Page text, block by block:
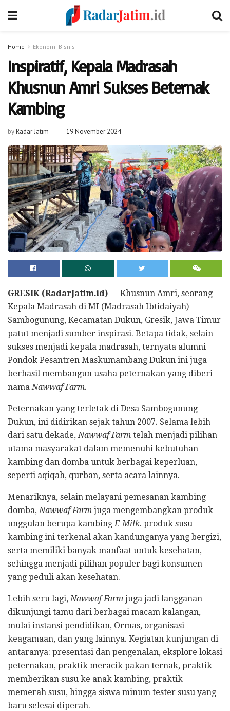
Home Ekonomi Bisnis
Inspiratif, Kepala Madrasah
Khusnun Amri Sukses Beternak
Kambing
byRadar Jatim 19 November 2024
GRESIK (RadarJatim.id) — Khusnun Amri, seorang
Kepala Madrasah di MI (Madrasah Ibtidaiyah)
Sambogunung, Kecamatan Dukun, Gresik, Jawa Timur
patut menjadi sumber inspirasi. Betapa tidak, selain
sukses menjadi kepala madrasah, ternyata alumni
Pondok Pesantren Maskumambang Dukun ini juga
berhasil membangun usaha peternakan yang diberi
nama Nawwaf Farm.
Peternakan yang terletak di Desa Sambogunung
Dukun, ini didirikan sejak tahun 2007. Selama lebih
dari satu dekade, Nawwaf Farm telah menjadi pilihan
utama masyarakat dalam memenuhi kebutuhan
kambing dan domba untuk berbagai keperluan,
seperti aqiqah, qurban, serta acara lainnya.
Menariknya, selain melayani pemesanan kambing
domba, Nawwaf Farm juga mengembangkan produk
unggulan berupa kambing E-Milk. produk susu
kambing ini terkenal akan kandunganya yang bergizi,
serta memiliki banyak manfaat untuk kesehatan,
sehingga menjadi pilihan populer bagi konsumen
yang peduli akan kesehatan.
Lebih seru lagi, Nawwaf Farm juga jadi langganan
dikunjungi tamu dari berbagai macam kalangan,
mulai instansi pendidikan, Ormas, organisasi
keagamaan, dan yang lainnya. Kegiatan kunjungan di
antaranya: presentasi dan pengenalan, eksplore lokasi
peternakan, praktik meracik pakan ternak, praktik
memberikan susu ke anak kambing, praktik
memerah susu, hingga siswa minum tester susu yang
baru selesai diperah.